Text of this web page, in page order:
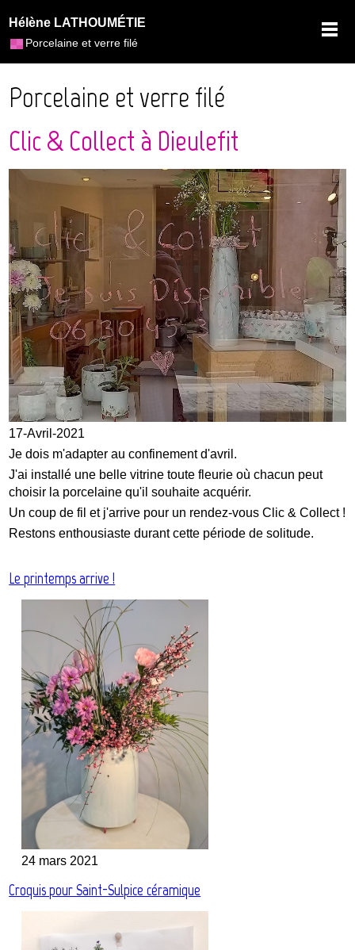
Hélène LATHOUMÉTIE
Porcelaine et verre filé
Porcelaine et verre filé
Clic & Collect à Dieulefit
17-Avril-2021
Je dois m'adapter au confinement d'avril.
J'ai installé une belle vitrine toute fleurie où chacun peut
choisir la porcelaine qu'il souhaite acquérir.
Un coup de fil et j'arrive pour un rendez-vous Clic & Collect !
Restons enthousiaste durant cette période de solitude.
Le printemps arrive !
24 mars 2021
Croquis pour Saint-Sulpice céramique